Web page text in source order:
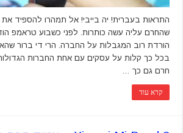
התראות בעברית! יה בייבי! אל תמהרו להספיד את
שהחרם עליה עשה כותרות. לפני כשבוע טראמפ
הורדת רוב המגבלות על החברה. הרי די ברור
בכל כך קלות על עסקים עם אחת החברות
חרם גם כך …
קרא עוד